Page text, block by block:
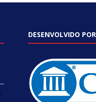
DESENVOLVIDO